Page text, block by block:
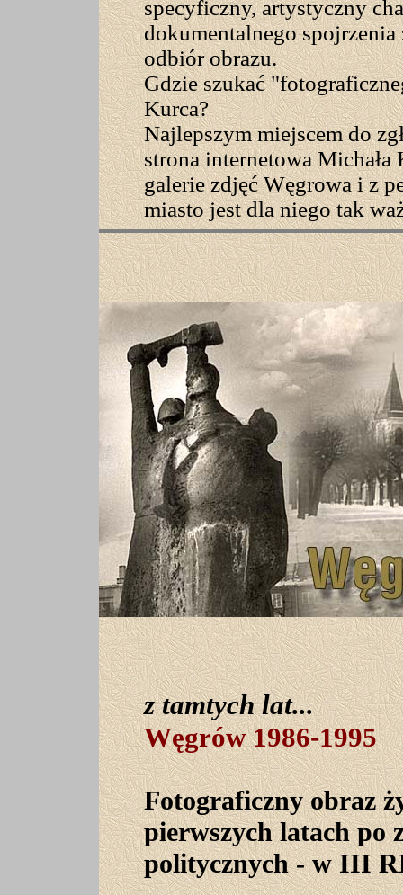
specyficzny, artystyczny
dokumentalnego
odbiór obrazu.
Gdzie szukać
Kurca?
Najlepszym miejscem do
strona internetowa Michała
galerie zdjęć Węgrowa i z
miasto jest dla niego tak
z tamtych lat...
Węgrów 1986-1995
Fotograficzny obraz
pierwszych latach po
politycznych - w III